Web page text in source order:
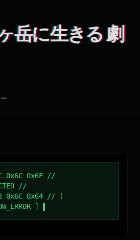
岳に生きる 劇
0x6C 0x6F //
//
0x6C 0x64 // [
]